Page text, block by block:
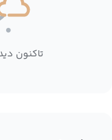
تاکنون